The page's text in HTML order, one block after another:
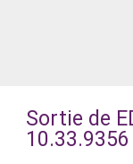
Sortie de
10.33.9356